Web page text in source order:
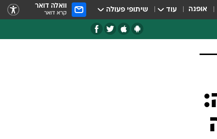
אופנה עוד שיתופי פעולה וואלה דואר
קרא דואר